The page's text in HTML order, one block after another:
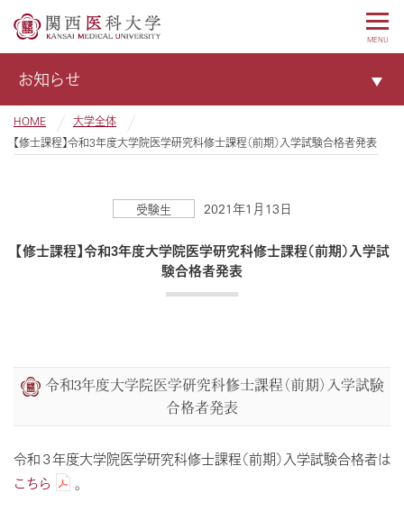
MENU
お知らせ
HOME
大学全体
【修士課程】令和3年度大学院医学研究科修士課程（前期）入学試験合格者発表
受験生 2021年1月13日
【修士課程】令和3年度大学院医学研究科修士課程（前期）入学試
験合格者発表
令和3年度大学院医学研究科修士課程（前期）入学試験
合格者発表
令和３年度大学院医学研究科修士課程（前期）入学試験合格者は
こちら
。